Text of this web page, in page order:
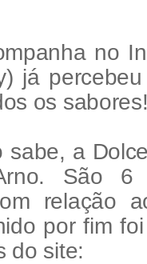
no
já
os
sabe, a
São
relação
por fim
do site: